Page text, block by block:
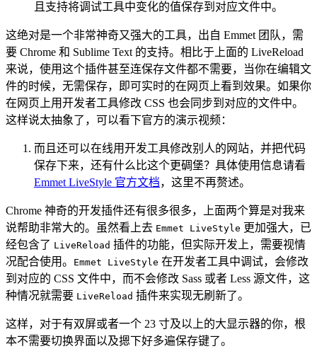
且支持将调试工具中变化的值保存到对应文件中。
这绝对是一个非常神奇又强大的工具，出自 Emmet 团队，需
要 Chrome 和 Sublime Text 的支持。相比于上面的 LiveReload
来说，使用这个插件甚至连保存文件都不需要，当你在编辑文
件的时候，无需保存，即可实时的在网页上看到效果。如果你
在网页上用开发者工具修改 CSS 也会同步到对应的文件中。
这样说太抽象了，可以看下官方的演示视频：
而且还可以在线用开发工具修改别人的网站，并把代码
保存下来，还有什么比这个更碉堡？具体使用信息请看
Emmet LiveStyle 官方文档，这里不再赘述。
Chrome 神奇的开发插件还有很多很多，上面两个算是对我来
说帮助非常大的。虽然看上去 Emmet LiveStyle 更加强大，已
经包含了 LiveReload 插件的功能，但实际开发上，需要视情
况配合使用。
Emmet LiveStyle 在开发者工具中调试，会修改
到对应的 CSS 文件中，而不会修改 Sass 或者 Less 源文件，这
种情况就需要 LiveReload 插件来实现无刷新了。
这样，对于有双屏或者一个 23 寸及以上的大显示器的你，根
本不需要切换界面以及摁下好多遍保存键了。